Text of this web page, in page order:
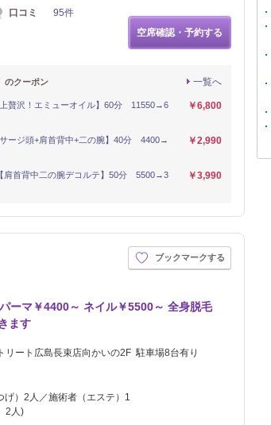
口コミ 95件
空席確認・予約する
一覧へ
のクーポン
贅沢！エミューオイル】60分 11550→6
￥6,800
ージ頭+肩首背中+二の腕】40分 4400→
￥2,990
肩首背中二の腕デコルテ】50分 5500→3
￥3,990
ブックマークする
ーマ￥4400～ ネイル￥5500～ 全身脱毛
ます
リート広島長束店向かいの2F 駐車場8台有り
げ）2人／施術者（エステ）1
2人)